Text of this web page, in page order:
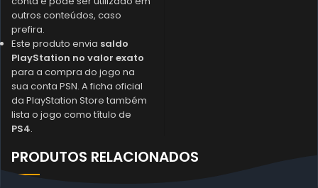
outros conteúdos, caso
prefira.
Este produto envia saldo
PlayStation no valor exato
para a compra do jogo na
sua conta PSN. A ficha oficial
da PlayStation Store também
lista o jogo como título de
PS4.
PRODUTOS RELACIONADOS